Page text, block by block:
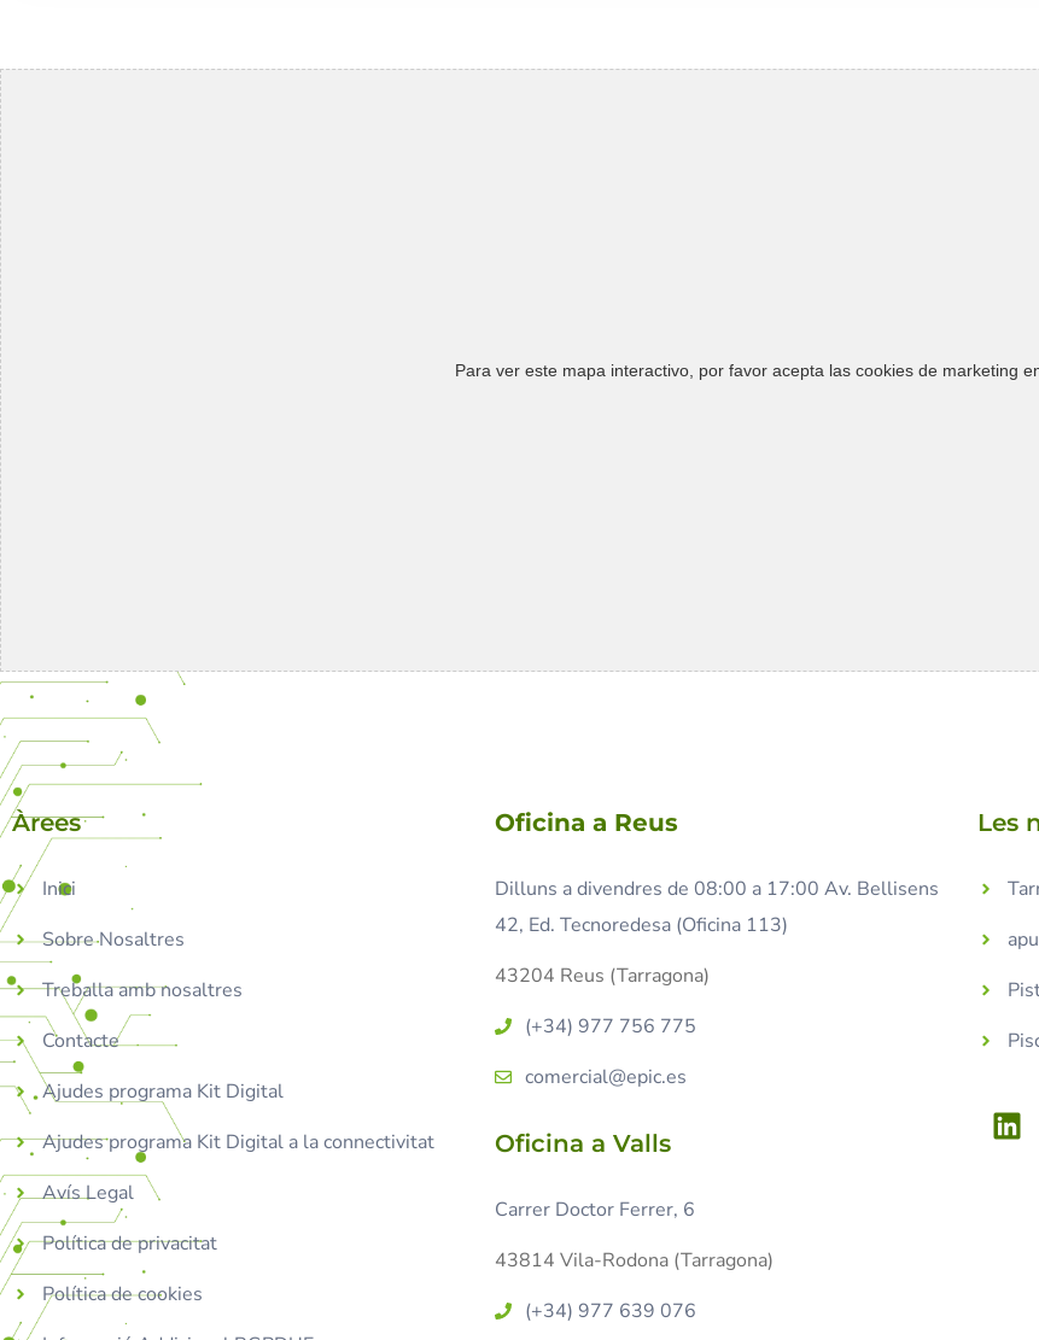
Para ver este mapa interactivo, por favor acepta las cookies de marketing
Àrees
Inici
Sobre Nosaltres
Treballa amb nosaltres
Contacte
Ajudes programa Kit Digital
Ajudes programa Kit Digital a la connectivitat
Avís Legal
Política de privacitat
Política de cookies
Oficina a Reus
Dilluns a divendres de 08:00 a 17:00 Av. Bellisens
42, Ed. Tecnoredesa (Oficina 113)
43204 Reus (Tarragona)
(+34) 977 756 775
comercial@epic.es
Oficina a Valls
Carrer Doctor Ferrer, 6
43814 Vila-Rodona (Tarragona)
(+34) 977 639 076
Les